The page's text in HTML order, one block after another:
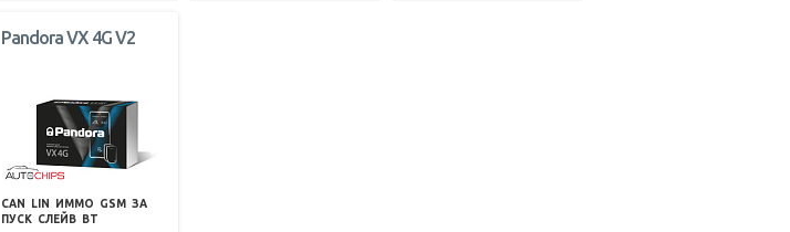
Pandora VX 4G V2
CAN LIN ИММО GSM ЗА
ПУСК СЛЕЙВ BT